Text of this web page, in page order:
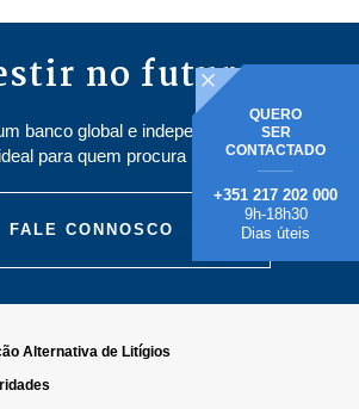
no futuro
banco global e independente.
para quem procura poupar e investir.
FALE CONNOSCO
QUERO
SER
CONTACTADO
+351 217 202 000
9h-18h30
Dias úteis
Alternativa de Litígios